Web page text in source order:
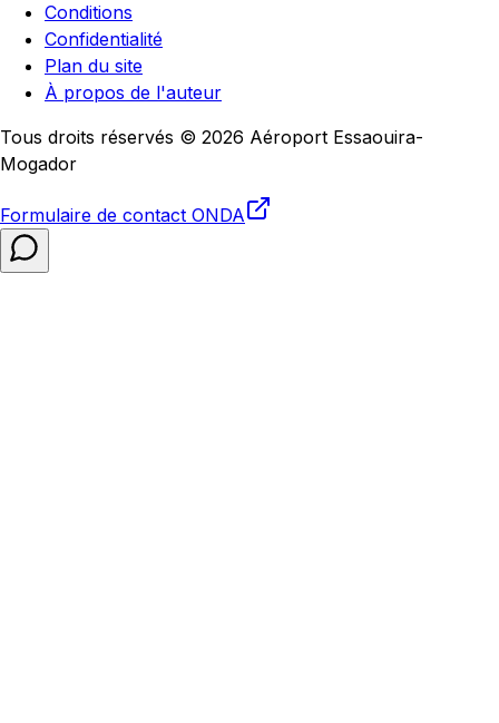
Conditions
Confidentialité
Plan du site
À propos de l'auteur
Tous droits réservés © 2026 Aéroport Essaouira-
Mogador
Formulaire de contact ONDA